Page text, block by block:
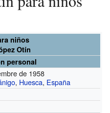
niños
Otín
personal
de 1958
, Huesca, España